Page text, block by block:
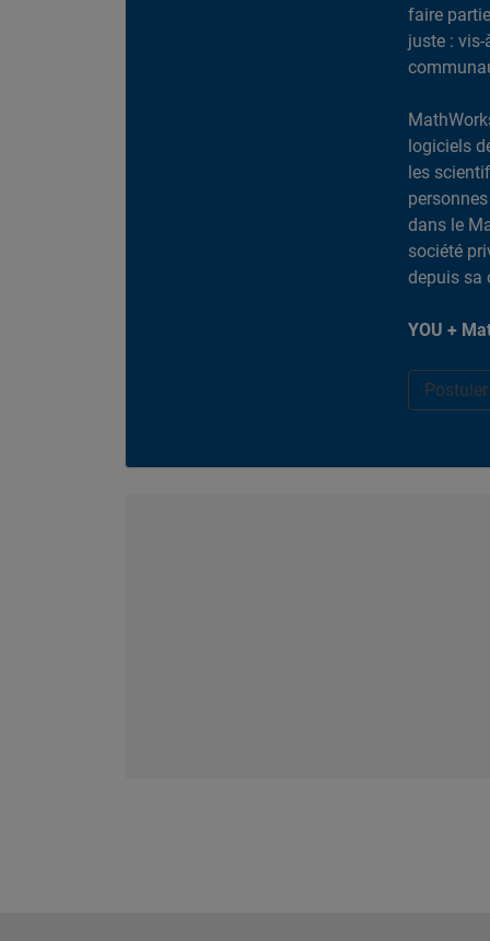
faire
juste : vis-
logiciels
les
dans le
société
depuis sa
YOU +